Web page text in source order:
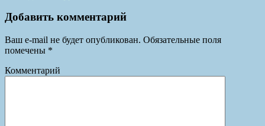
Добавить комментарий
Ваш e-mail не будет опубликован. Обязательные поля
помечены *
Комментарий